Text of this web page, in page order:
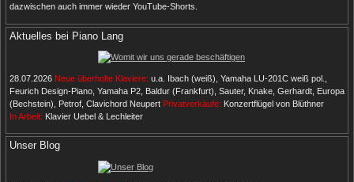
dazwischen auch immer wieder YouTube-Shorts.
Aktuelles bei Piano Lang
28.07.2026 Neue überholte Klaviere: u.a. Ibach (weiß), Yamaha LU-201C weiß pol.,
Feurich Design-Piano, Yamaha P2, Baldur (Frankfurt), Sauter, Knake, Gerhardt, Europa
(Bechstein), Petrof, Clavichord Neupert Privatverkäufe: Konzertflügel von Blüthner
In Arbeit: Klavier Uebel & Lechleiter
Unser Blog